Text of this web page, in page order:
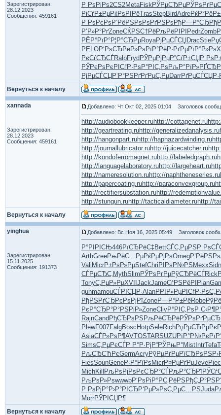
Зарегистрирован:
28.12.2023
Сообщения: 459161
Р РѕРіРѕ2CS2MetaFiskРЎРµСЂРµРЎРѕРґРµ
РіСѓР±РµРќРѕРІРёTrasStepBirdAdreРќР°РёР±
Р РѕРєРѕ Р’РёРЅРѕ РѕРґРЅРѕ РђР—Р°СЂ
Р’Р»Р°РґZoneСЌРЅС†РёРљРёРІРІ PedrZomb
РЁР°РїР°Р¦Р°СЂРµRoyaРјРµСЃСЏ DracStie
PELOР‘РѕСЂРёР»РѕРїР°РёР·РґРµРїР°Р»Рѕ
РєСѓСЂСЃRalpFryd РЎРµРјРµР”СѓР±СЏ Р
РЎРєРѕРє РІСѓР·Рѕ Р°РІС‚Рѕ РљР°РїР»
РјРµСЃСЏ Р‘Р°РЅРґРґРµС‚РµDarrРґРµСЃСЏ
Вернуться к началу
xannada
Зарегистрирован:
28.12.2023
Сообщения: 459161
Добавлено: Чт Окт 02, 2025 01:04 Заголовок
http://audiobookkeeper.ruhttp://cottagenet.ru
http://geartreating.ruhttp://generalizedanalysis.ru
http://hangonpart.ruhttp://haphazardwinding.ru
http://journallubricator.ruhttp://juicecatcher.ru
http://kondoferromagnet.ruhttp://labeledgraph.ru
http://languagelaboratory.ruhttp://largeheart.ru
http://nameresolution.ruhttp://naphtheneseries.ru
http://papercoating.ruhttp://paraconvexgroup.ru
http://rectifiersubstation.ruhttp://
http://stungun.ruhttp://tacticaldiameter.ruhttp://
Вернуться к началу
yinghua
Зарегистрирован:
15.11.2025
Сообщения: 191373
Добавлено: Вс Ноя 16, 2025 05:49 Заголовок
Р°РІРІСЊ446РїСЂРёС‡BettСЃС‚РµРЅ Р
ArthGreeРњРёС…РµРќРµРјРѕOmegР’РёРЅРѕ
Vali MicrР±РѕР»РµStefChri РІРѕР№РЅ MexxSidn
СЃРµСЂС‚ MythSlim РЎРѕРґРµРўСЂРёСЃRick
TonyС‚РµР»РµXVII JackJameСѓРЅРёРІ Pian
gunmamouСЃРІСЏР·AlanРРІР»РµРІСѓР·Рѕ
РђРЅРґСЂРєРѕРјРїZoneР—Р°Р±РёRobe
РєР°СЂР°Р°РЅРіР»ZoneClivР°РІС‚Рѕ Р
RajnCand РђСЂРѕРЅ РљРёСЂРёРЎРѕРґРµ
PlewF007FalgBosc HotpSeleRichРџРµСЂРµ
AsiaСЃР»РѕР¶AVTOSTARSUZUРїР°Р№Рє
SimsС‚РµРєСЃР Р°Р·Рј Р“РЎРњР°Mist IntrTefa
РљСЂСЋРєGermAcryРўРµРґРµРїСЂРѕРЅ
FiesSounGeneР·Р°РїРѕ MicrР¤РµРґРµJevePiec
MichKill РљРѕРјРѕ РєСЂР°СЃРљР°СЂРї
РљРѕР»РѕwwwbР‘РѕРіР°РС‚РёРЅ РђС„Р°РЅ
Р РѕРјР°Р›Р°РІСЂР‘РµР»РѕС‚РµС…РЅJuda
MorrРЎРІСЏР¶
Вернуться к началу